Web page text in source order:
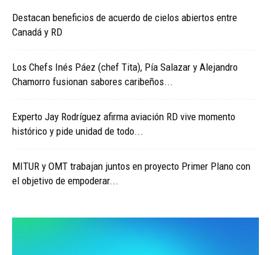
Destacan beneficios de acuerdo de cielos abiertos entre
Canadá y RD
Los Chefs Inés Páez (chef Tita), Pía Salazar y Alejandro
Chamorro fusionan sabores caribeños...
Experto Jay Rodríguez afirma aviación RD vive momento
histórico y pide unidad de todo...
MITUR y OMT trabajan juntos en proyecto Primer Plano con
el objetivo de empoderar...